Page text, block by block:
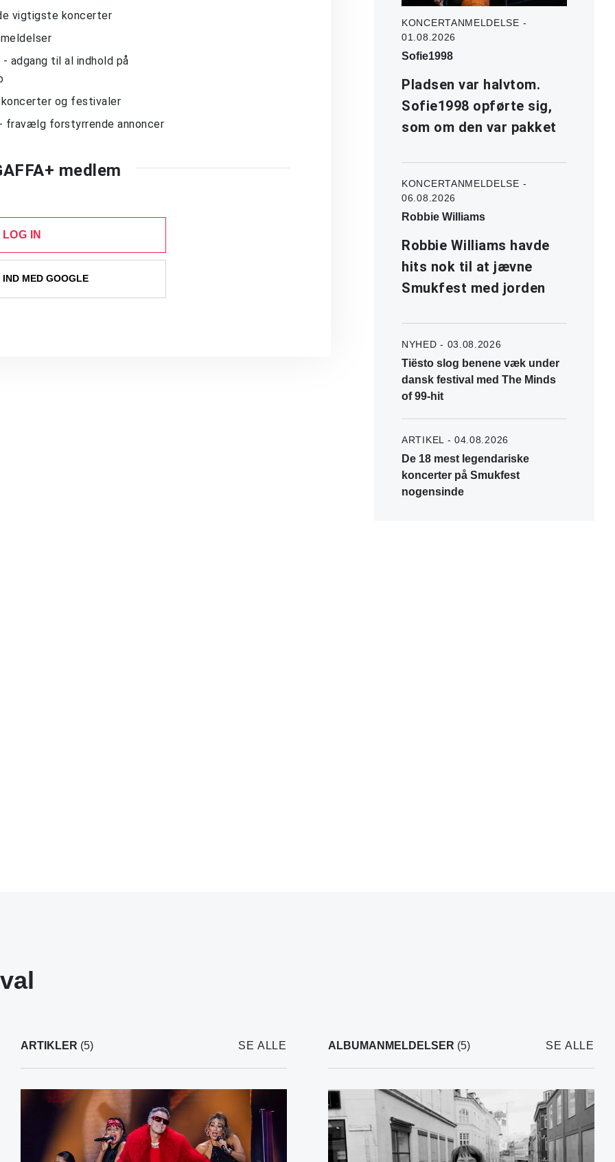
vigtigste koncerter
adgang til al indhold på
og festivaler
fravælg forstyrrende annoncer
medlem
LOG IN
MED GOOGLE
KONCERTANMELDELSE -
01.08.2026
Sofie1998
Pladsen var halvtom.
Sofie1998 opførte sig,
som om den var pakket
KONCERTANMELDELSE -
06.08.2026
Robbie Williams
Robbie Williams havde
hits nok til at jævne
Smukfest med jorden
NYHED - 03.08.2026
Tiësto slog benene væk under
dansk festival med The Minds
of 99-hit
ARTIKEL - 04.08.2026
De 18 mest legendariske
koncerter på Smukfest
nogensinde
ARTIKLER (5) SE ALLE ALBUMANMELDELSER (5) SE ALLE